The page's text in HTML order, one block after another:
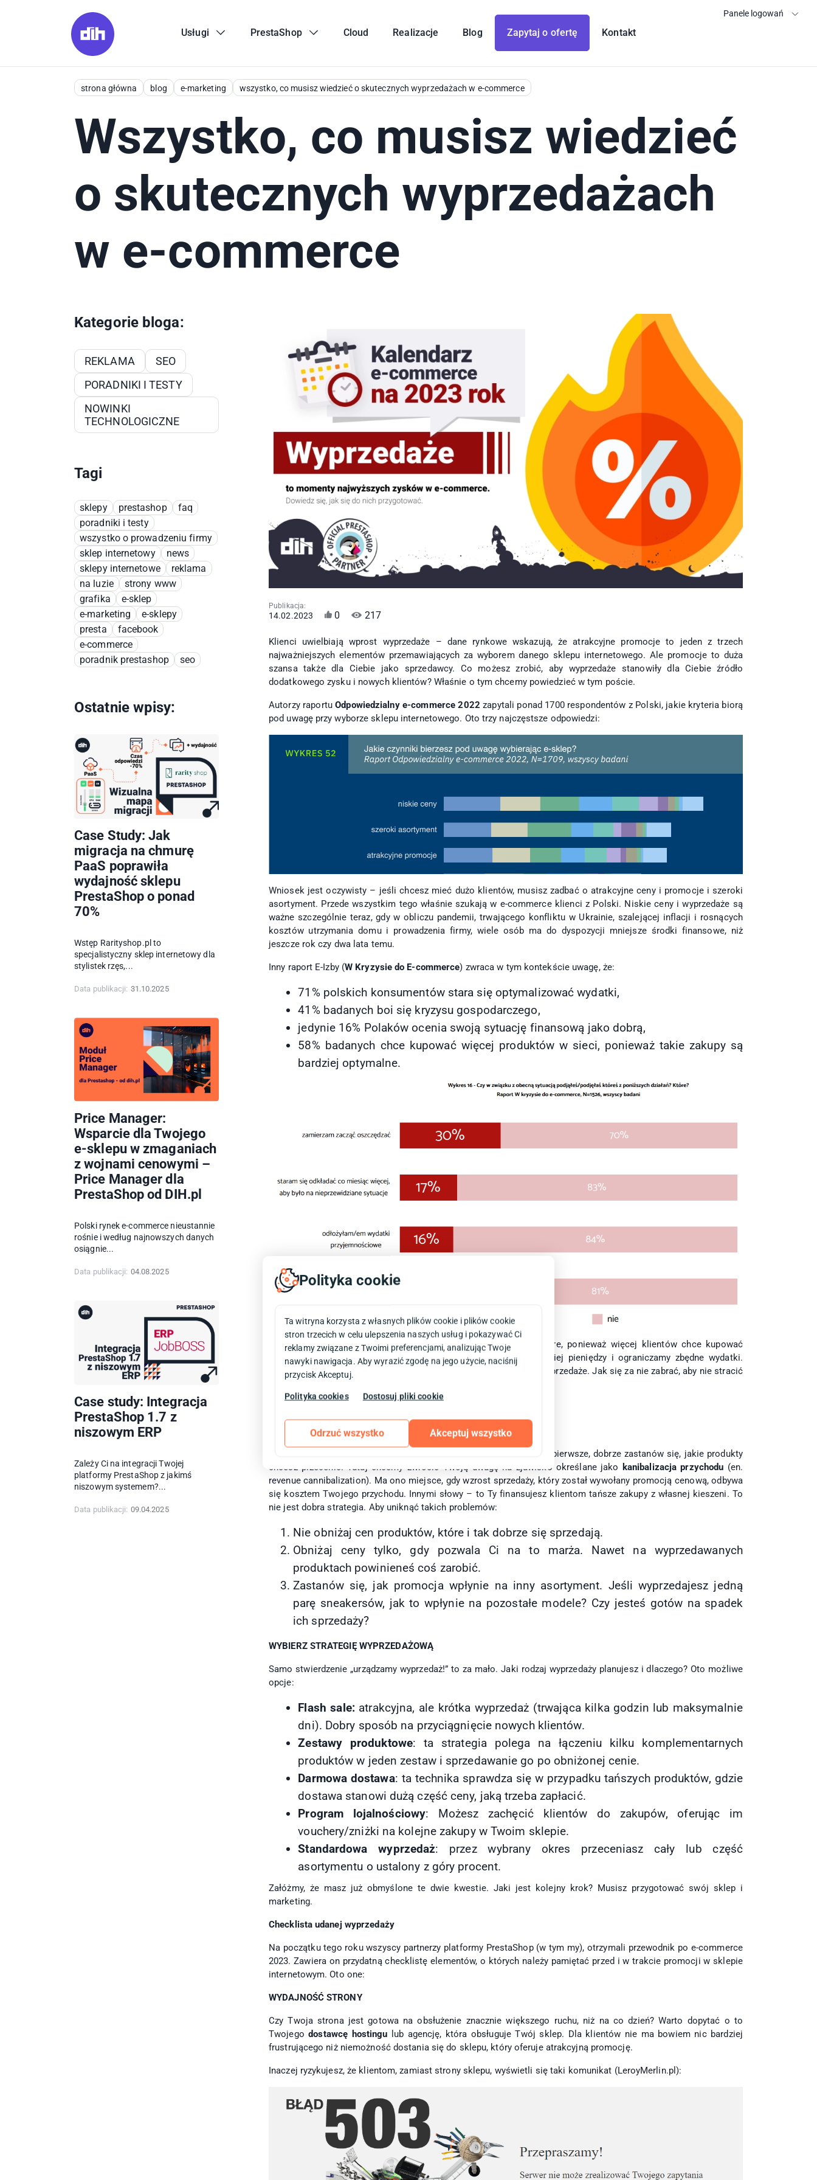
Usługi PrestaShop Cloud Realizacje Blog Zapytaj o ofertę Kontakt
Panele logowań
strona główna blog e-marketing wszystko, co musisz wiedzieć o skutecznych wyprzedażach w e-commerce
Wszystko, co musisz wiedzieć
o skutecznych wyprzedażach
w e-commerce
Kategorie bloga:
REKLAMA
SEO
PORADNIKI I TESTY
NOWINKI
TECHNOLOGICZNE
Tagi
sklepy prestashop
faq
poradniki i testy
wszystko o prowadzeniu firmy
sklep internetowy
news
sklepy internetowe
reklama
na luzie
strony www
grafika
e-sklep
e-marketing
e-sklepy
presta
facebook
e-commerce
poradnik prestashop
seo
Ostatnie wpisy:
Case Study: Jak
migracja na chmurę
PaaS poprawiła
wydajność sklepu
PrestaShop o ponad
70%
Wstęp Rarityshop.pl to
specjalistyczny sklep internetowy dla
stylistek rzęs,...
Data publikacji: 31.10.2025
Price Manager:
Wsparcie dla Twojego
e-sklepu w zmaganiach
z wojnami cenowymi –
Price Manager dla
PrestaShop od DIH.pl
Polski rynek e-commerce nieustannie
rośnie i według najnowszych danych
osiągnie...
Data publikacji: 04.08.2025
Case study: Integracja
PrestaShop 1.7 z
niszowym ERP
Zależy Ci na integracji Twojej
platformy PrestaShop z jakimś
niszowym systemem?...
Data publikacji: 09.04.2025
Publikacja:
14.02.2023 0 217
Klienci uwielbiają wprost wyprzedaże – dane rynkowe wskazują, że atrakcyjne promocje to jeden z trzech
najważniejszych elementów przemawiających za wyborem danego sklepu internetowego. Ale promocje to duża
szansa także dla Ciebie jako sprzedawcy. Co możesz zrobić, aby wyprzedaże stanowiły dla Ciebie źródło
dodatkowego zysku i nowych klientów? Właśnie o tym chcemy powiedzieć w tym poście.
Autorzy raportuOdpowiedzialny e-commerce 2022 zapytali ponad 1700 respondentów z Polski, jakie kryteria biorą
pod uwagę przy wyborze sklepu internetowego. Oto trzy najczęstsze odpowiedzi:
Wniosek jest oczywisty – jeśli chcesz mieć dużo klientów, musisz zadbać o atrakcyjne ceny i promocje i szeroki
asortyment. Przede wszystkim tego właśnie szukają w e-commerce klienci z Polski. Niskie ceny i wyprzedaże są
ważne szczególnie teraz, gdy w obliczu pandemii, trwającego konfliktu w Ukrainie, szalejącej inflacji i rosnących
kosztów utrzymania domu i prowadzenia firmy, wiele osób ma do dyspozycji mniejsze środki finansowe, niż
jeszcze rok czy dwa lata temu.
Inny raport E-Izby (W Kryzysie do E-commerce) zwraca w tym kontekście uwagę, że:
71% polskich konsumentów stara się optymalizować wydatki,
41% badanych boi się kryzysu gospodarczego,
jedynie 16% Polaków ocenia swoją sytuację finansową jako dobrą,
58% badanych chce kupować więcej produktów w sieci, ponieważ takie zakupy są
bardziej optymalne.
Dla sektora e-commerce to jednocześnie dobre i złe wieści. Dobre, ponieważ więcej klientów chce kupować
towary w sieci. Złe, ponieważ, jako konsumenci, mamy na to mniej pieniędzy i ograniczamy zbędne wydatki.
Kluczem do sukcesu są zatem atrakcyjne ceny i towarzyszące im wyprzedaże. Jak się za nie zabrać, aby nie stracić
WYBIERZ PRODUKTY
Każda wyprzedaż, którą organizujesz, powinna być przemyślana. Po pierwsze, dobrze zastanów się, jakie produkty
chcesz przecenić. Tutaj chcemy zwrócić Twoją uwagę na zjawisko określane jako
kanibalizacja przychodu (en.
revenue cannibalization). Ma ono miejsce, gdy wzrost sprzedaży, który został wywołany promocją cenową, odbywa
się kosztem Twojego przychodu. Innymi słowy – to Ty finansujesz klientom tańsze zakupy z własnej kieszeni. To
nie jest dobra strategia. Aby uniknąć takich problemów:
Nie obniżaj cen produktów, które i tak dobrze się sprzedają.
Obniżaj ceny tylko, gdy pozwala Ci na to marża. Nawet na wyprzedawanych
produktach powinieneś coś zarobić.
Zastanów się, jak promocja wpłynie na inny asortyment. Jeśli wyprzedajesz jedną
parę sneakersów, jak to wpłynie na pozostałe modele? Czy jesteś gotów na spadek
ich sprzedaży?
WYBIERZ STRATEGIĘ WYPRZEDAŻOWĄ
Samo stwierdzenie „urządzamy wyprzedaż!” to za mało. Jaki rodzaj wyprzedaży planujesz i dlaczego? Oto możliwe
opcje:
Flash sale:atrakcyjna, ale krótka wyprzedaż (trwająca kilka godzin lub maksymalnie
dni). Dobry sposób na przyciągnięcie nowych klientów.
Zestawy produktowe: ta strategia polega na łączeniu kilku komplementarnych
produktów w jeden zestaw i sprzedawanie go po obniżonej cenie.
Darmowa dostawa: ta technika sprawdza się w przypadku tańszych produktów, gdzie
dostawa stanowi dużą część ceny, jaką trzeba zapłacić.
Program lojalnościowy: Możesz zachęcić klientów do zakupów, oferując im
vouchery/zniżki na kolejne zakupy w Twoim sklepie.
Standardowa wyprzedaż: przez wybrany okres przeceniasz cały lub część
asortymentu o ustalony z góry procent.
Załóżmy, że masz już obmyślone te dwie kwestie. Jaki jest kolejny krok? Musisz przygotować swój sklep i
marketing.
Checklista udanej wyprzedaży
Na początku tego roku wszyscy partnerzy platformy PrestaShop (w tym my), otrzymali przewodnik po e-commerce
2023. Zawiera on przydatną checklistę elementów, o których należy pamiętać przed i w trakcie promocji w sklepie
internetowym. Oto one:
WYDAJNOŚĆ STRONY
Czy Twoja strona jest gotowa na obsłużenie znacznie większego ruchu, niż na co dzień? Warto dopytać o to
Twojegodostawcę hostingu lub agencję, która obsługuje Twój sklep. Dla klientów nie ma bowiem nic bardziej
frustrującego niż niemożność dostania się do sklepu, który oferuje atrakcyjną promocję.
Inaczej ryzykujesz, że klientom, zamiast strony sklepu, wyświetli się taki komunikat (LeroyMerlin.pl):
Polityka cookie
Ta witryna korzysta z własnych plików cookie i plików cookie
stron trzecich w celu ulepszenia naszych usług i pokazywać Ci
reklamy związane z Twoimi preferencjami, analizując Twoje
nawyki nawigacja. Aby wyrazić zgodę na jego użycie, naciśnij
przycisk Akceptuj.
Polityka cookies Dostosuj pliki cookie
Odrzuć wszystko Akceptuj wszystko